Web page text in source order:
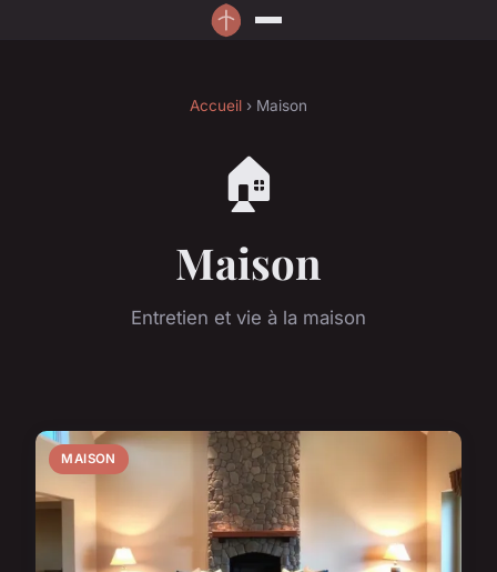
Accueil › Maison
🏠
Maison
Entretien et vie à la maison
MAISON